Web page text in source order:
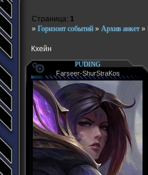
» Горизонт событий » Архив анкет »
Кхейн
Страница: 1
PUDING
Farseer-ShurStraKos